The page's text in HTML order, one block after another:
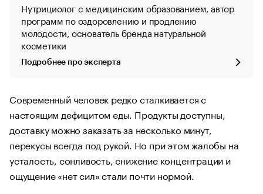
Нутрициолог с медицинским образованием, автор
программ по оздоровлению и продлению
молодости, основатель бренда натуральной
косметики
Подробнее про эксперта
Современный человек редко сталкивается с
настоящим дефицитом еды. Продукты доступны,
доставку можно заказать за несколько минут,
перекусы всегда под рукой. Но при этом жалобы на
усталость, сонливость, снижение концентрации и
ощущение «нет сил» стали почти нормой.